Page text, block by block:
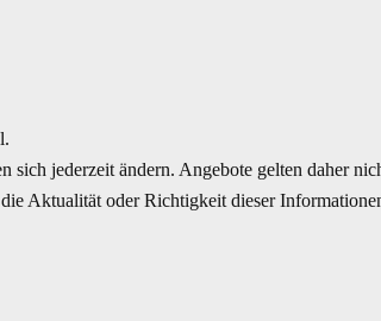
sich jederzeit ändern. Angebote gelten daher
Aktualität oder Richtigkeit dieser